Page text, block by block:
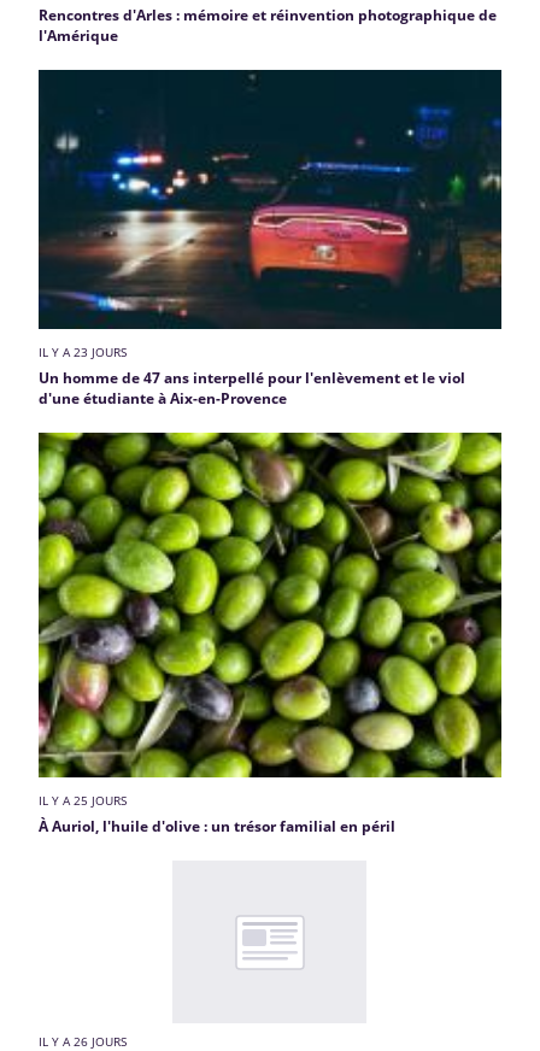
Rencontres d'Arles : mémoire et réinvention photographique de
l'Amérique
IL Y A 23 JOURS
Un homme de 47 ans interpellé pour l'enlèvement et le viol
d'une étudiante à Aix-en-Provence
IL Y A 25 JOURS
À Auriol, l'huile d'olive : un trésor familial en péril
IL Y A 26 JOURS